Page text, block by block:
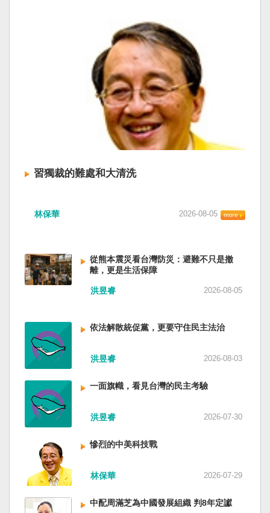
客家話、原住民各族語也不會被壓迫。 如果一九
四五年八一五台灣獨立了，台灣早已是聯合國會
員國，也不至於迄今仍以國體不明的身分爭取加
入聯合國。當然不會捲入國內戰後兩個中國的鬥
爭。當然也沒有以反共為名、行專政之實的卅八
年戒嚴讓許多政治受難者的母親長期在黑夜哭
泣。 如果一九四五年八一五台灣獨立了，台灣早
已民主化，不必有長期戒嚴體制的壓迫，也沒有
隨中國國民黨從中國流亡到台灣形成的流亡殖民
群落留下來的遺民問題。漢字文化圈的國家台灣
來台也是中國僑民或台灣新住民、新國民，而不
國民養成過程的教育被教導成一個虛構的大國，
北相連，四面海域環抱，是島嶼國度不是大陸國
家。 一九四五年八一五，台灣人在祖國的迷惘與
迷障中做了錯誤的選擇，不只造成台灣集體命運
好好建構我們尚未正常化的國家。台灣是小而
美、豐裕而堅強，在太平洋西南海域，一個閃亮
的國家。 中國啊！請獨立於台灣之外吧！如果在
意收拾「中華民國」這個你們立鑄為繼承之國碑
銘的國號，台灣也會尊重歷史，對殘餘中國做歷
史的了結，寫下句點。生活在台灣的人們應共同
起造一個對「中國」不構成侵權的新國家，開啟
歷史的新樂章。歷史不會重來，但提供教訓。
統賴清德昨日於凱達格蘭論壇致詞表示，中國的
「民促法」不僅侵害台灣主權，更透過跨國鎮
壓，對世界各國人民進行政治審查、製造寒蟬效
應，是國際社會應該團結反制的惡法；台灣不會
接受統戰滲透和紅色恐怖、不會坐視中國將壓迫
黑手伸進台灣，或任何自由國家與地區。 不會坐
視北京黑手伸進台灣 賴清德指出，中國上個月不
顧國際反對，實施「民族團結進步促進法」，
「對中政策跨國議會聯盟」（IPAC）隨即發表聲
明，譴責嚴重違反基本人權。他感謝IPAC日本共
同主席中谷元、IPAC執行主任裴倫德昨以行動再
次彰顯這份聲明的立場，很榮幸代表台灣人民接
受IPAC的聲明，台灣會給予堅定的支持，共同捍
更透過跨國鎮壓手段，對世界各國人民進行政治
延」 賴清德表示，面對中國威權主義不斷擴張，
紅色恐怖正在世界各地蔓延，今年論壇主題聚焦
討論全球的民主韌性、灰帶侵擾的因應聯防，以
及非紅供應鏈的重塑，更加反映出台灣在國際社
任。 賴清德表示，當今台灣的民主成就受到國際
的肯定，面對中國「民促法」的威脅，台灣不會
接受統戰滲透和紅色恐怖、不會坐視中國將壓迫
黑手伸進台灣，或任何自由國家與地區。 賴清德
禦、責任分擔」，並將持續提升國防力量、強化
全社會防衛韌性，增進國際合作，凝聚最大的力
量，確保印太區域的和平穩定；台灣也將善用
AI、半導體、資通訊等高科技產業優勢，串聯民
主夥伴，一起打造「非紅供應鏈」，來強化經濟
韌性，讓彼此的國家更安全更繁榮。 最後，賴清
德說，台灣是民主自由的燈塔，也是印太和平的
重要基石，即使威權主義威脅及全球新興挑戰不
斷，台灣有堅定的意志，確保民主燈塔永明，自
由基石永固。
習獨裁的難處和大清洗
中全會。本來以為在七月上海的AI全球大會以
不見了，改為「加快、加強」。從奇技淫巧改為
「適應不同群體消費需求擴大優質供給」。顯然
七月中國官方的經濟數字，製造業採購經理人指
數PMI，由六月的五十．三％大幅滑落至四十九．
五十％榮枯線，加上非製造業和綜合PMI產出指數
三大核心指標同步跌穿榮枯線，習近平的梭哈
（孤注一擲）失敗，在會議文件上不得不兩處承
認「困難」。 一處是「有效應對各種外部衝擊和
的困難挑戰」。其後各段落所說的例如公平競
爭、就業、三農、天災等都是。而「常態化解決
企業帳款拖欠問題」，更暴露企業之間拖欠已經
是常態化。近三十年前的「三角債」是不是復活
了？企業發薪給員工當然也拖欠。 另外有兩處提
到「兜牢基層『三保』底線」和「抓好『一老一
小』服務保障」，社會保險系統也出了問題。 後
段有一句「推動各級領導幹部以更加昂揚向上的
精氣神，不斷創造高質量發展新業績」。不懂什
麼是「精氣神」，還以為是假文件，是新時代習
林保華 2026-08-05
從熊本震災看台灣防災：避難不只是撤
離，更是生活保障
洪昱睿 2026-08-05
依法解散統促黨，更要守住民主法治
洪昱睿 2026-08-03
一面旗幟，看見台灣的民主考驗
洪昱睿 2026-07-30
慘烈的中美科技戰
林保華 2026-07-29
中配周滿芝為中國發展組織 判8年定讞